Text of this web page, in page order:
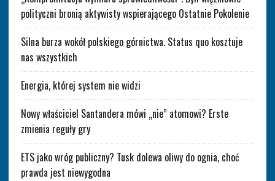
polityczni bronią aktywisty wspierającego Ostatnie Pokolenie
Silna burza wokół polskiego górnictwa. Status quo kosztuje
nas wszystkich
Energia, której system nie widzi
Nowy właściciel Santandera mówi „nie” atomowi? Erste
zmienia reguły gry
ETS jako wróg publiczny? Tusk dolewa oliwy do ognia, choć
prawda jest niewygodna